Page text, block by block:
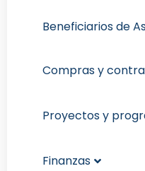
Beneficiarios de
Compras y
Proyectos y
Finanzas